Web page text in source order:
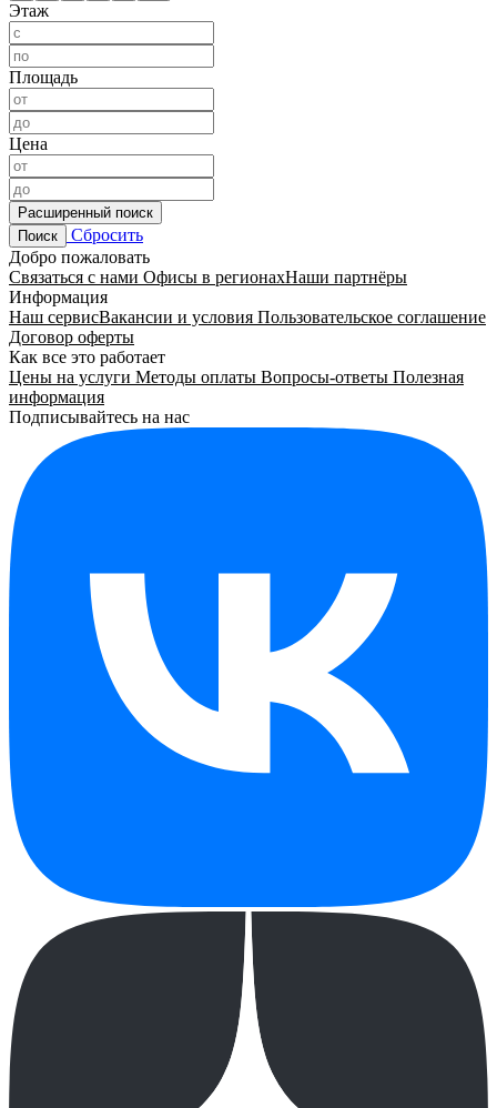
Этаж
Площадь
Цена
Расширенный поиск
Поиск
Сбросить
Добро пожаловать
Связаться с нами Офисы в регионахНаши партнёры
Информация
Наш сервисВакансии и условия Пользовательское соглашение
Договор оферты
Как все это работает
Цены на услуги Методы оплаты Вопросы-ответы Полезная
информация
Подписывайтесь на нас